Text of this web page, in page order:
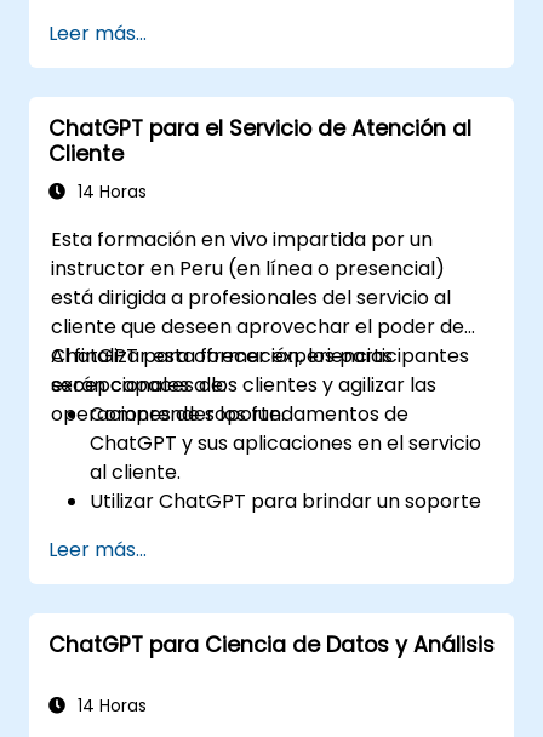
escritor.
Mejorar la calidad y relevancia del
contenido con la asistencia de ChatGPT.
Implementar las mejores prácticas para
usar ChatGPT en los flujos de trabajo de
creación de contenido.
Leer más...
ChatGPT para el Servicio de Atención al
Cliente
14 Horas
Esta formación en vivo impartida por un
instructor en Peru (en línea o presencial)
está dirigida a profesionales del servicio al
cliente que deseen aprovechar el poder de
ChatGPT para ofrecer experiencias
excepcionales a los clientes y agilizar las
operaciones de soporte.
Al finalizar esta formación, los participantes
serán capaces de:
Comprender los fundamentos de
ChatGPT y sus aplicaciones en el servicio
al cliente.
Utilizar ChatGPT para brindar un soporte
Desarrollar chatbots automatizados
impulsados por ChatGPT para atender
las consultas de los clientes.
Aplicar las mejores prácticas para
servicio al cliente.
Leer más...
ChatGPT para Ciencia de Datos y Análisis
14 Horas